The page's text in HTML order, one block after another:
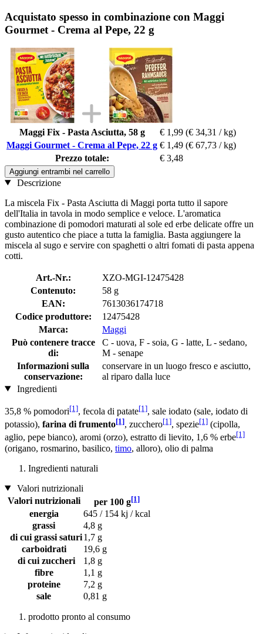
Acquistato spesso in combinazione con Maggi
Gourmet - Crema al Pepe, 22 g
Maggi Fix - Pasta Asciutta, 58 g € 1,99 (€ 34,31 / kg)
Maggi Gourmet - Crema al Pepe, 22 g € 1,49 (€ 67,73 / kg)
Prezzo totale:
€ 3,48
Aggiungi entrambi nel carrello
Descrizione
La miscela Fix - Pasta Asciutta di Maggi porta tutto il sapore
dell'Italia in tavola in modo semplice e veloce. L'aromatica
combinazione di pomodori maturati al sole ed erbe delicate offre un
gusto autentico che piace a tutta la famiglia. Basta aggiungere la
miscela al sugo e servire con spaghetti o altri fomati di pasta appena
cotti.
Art.-Nr.:
XZO-MGI-12475428
Contenuto:
58 g
EAN:
7613036174718
Codice produttore:
12475428
Marca:
Maggi
Può contenere tracce
di:
C - uova, F - soia, G - latte, L - sedano,
M - senape
Informazioni sulla
conservazione:
conservare in un luogo fresco e asciutto,
al riparo dalla luce
Ingredienti
35,8 % pomodori[1], fecola di patate[1], sale iodato (sale, iodato di
potassio), farina di frumento[1], zucchero[1], spezie[1] (cipolla,
aglio, pepe bianco), aromi (orzo), estratto di lievito, 1,6 % erbe[1]
(origano, rosmarino, basilico, timo, alloro), olio di palma
Ingredienti naturali
Valori nutrizionali
Valori nutrizionali
per 100 g[1]
energia
645 / 154 kj / kcal
grassi
4,8 g
di cui grassi saturi1,7 g
carboidrati
19,6 g
di cui zuccheri
1,8 g
fibre
1,1 g
proteine
7,2 g
sale
0,81 g
prodotto pronto al consumo